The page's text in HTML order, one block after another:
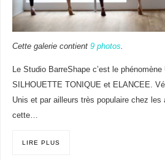
Cette galerie contient 9 photos
Le Studio BarreShape c’est le
SILHOUETTE TONIQUE et ELANCEE.
Unis et par ailleurs très populaire chez les
cette…
LIRE PLUS